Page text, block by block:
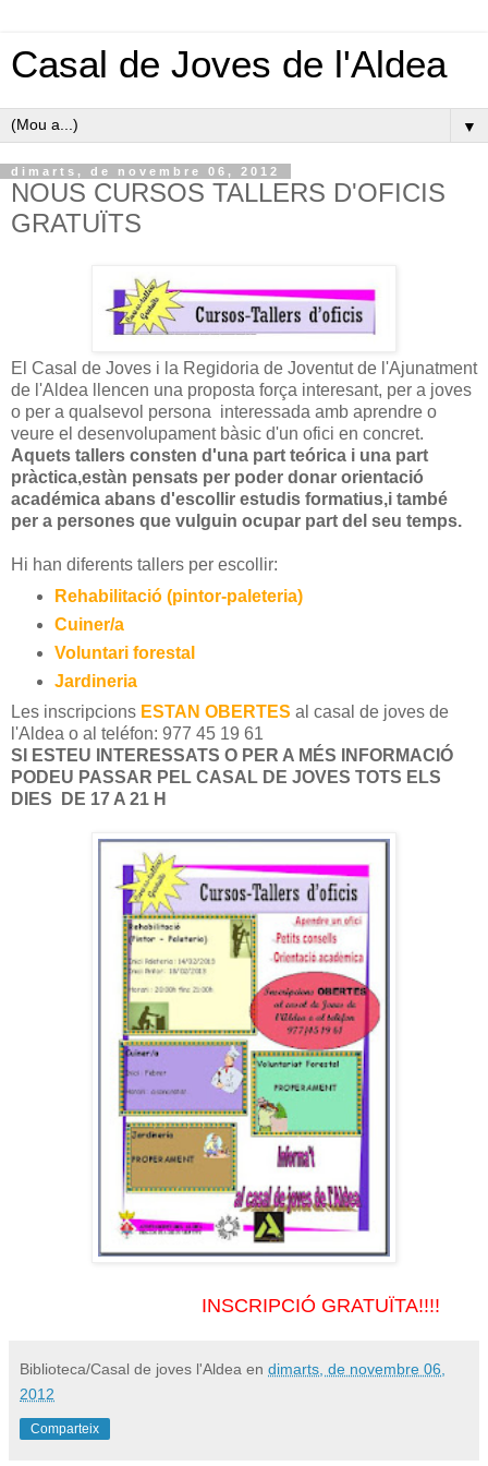
Casal de Joves de l'Aldea
▼
dimarts, de novembre 06, 2012
NOUS CURSOS TALLERS D'OFICIS
GRATUÏTS
El Casal de Joves i la Regidoria de Joventut de l'Ajunatment
de l'Aldea llencen una proposta força interesant, per a joves
o per a qualsevol persona interessada amb aprendre o
veure el desenvolupament bàsic d'un ofici en concret.
Aquets tallers consten d'una part teórica i una part
pràctica,estàn pensats per poder donar orientació
académica abans d'escollir estudis formatius,i també
per a persones que vulguin ocupar part del seu temps.
Hi han diferents tallers per escollir:
Rehabilitació (pintor-paleteria)
Cuiner/a
Voluntari forestal
Jardineria
Les inscripcions ESTAN OBERTES al casal de joves de
l'Aldea o al teléfon: 977 45 19 61
SI ESTEU INTERESSATS O PER A MÉS INFORMACIÓ
PODEU PASSAR PEL CASAL DE JOVES TOTS ELS
DIES DE 17 A 21 H
INSCRIPCIÓ GRATUÏTA!!!!
Biblioteca/Casal de joves l'Aldea en dimarts, de novembre 06,
2012
Comparteix